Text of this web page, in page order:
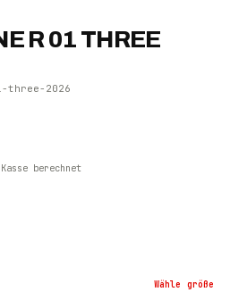
R 01 THREE
three-2026
berechnet
Wähle größe